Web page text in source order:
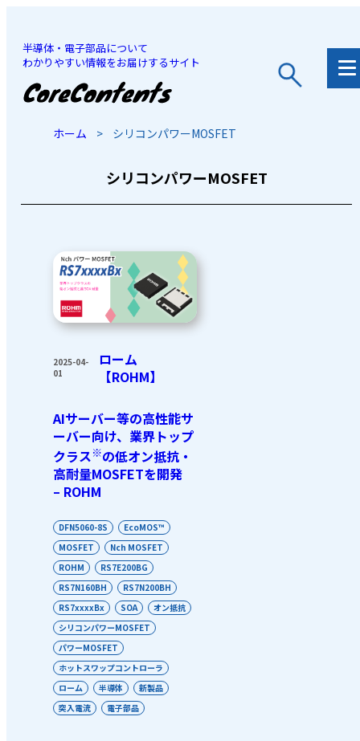
半導体・電子部品について
わかりやすい情報をお届けするサイト
JP
ホーム > シリコンパワーMOSFET
シリコンパワーMOSFET
2025-04-
01
ローム
【ROHM】
AIサーバー等の高性能サ
ーバー向け、業界トップ
クラス※の低オン抵抗・
高耐量MOSFETを開発
– ROHM
DFN5060-8S
EcoMOS™
MOSFET
Nch MOSFET
ROHM
RS7E200BG
RS7N160BH
RS7N200BH
RS7xxxxBx
SOA
オン抵抗
シリコンパワーMOSFET
パワーMOSFET
ホットスワップコントローラ
ローム
半導体
新製品
突入電流
電子部品